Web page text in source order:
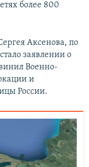
более 800
Аксенова, по
заявлении о
Военно-
и
России.